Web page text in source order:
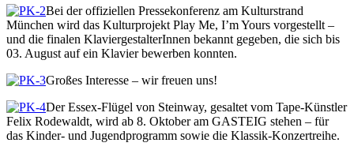
Bei der offiziellen Pressekonferenz am Kulturstrand
München wird das Kulturprojekt Play Me, I’m Yours vorgestellt –
und die finalen KlaviergestalterInnen bekannt gegeben, die sich bis
03. August auf ein Klavier bewerben konnten.
Großes Interesse – wir freuen uns!
Der Essex-Flügel von Steinway, gesaltet vom Tape-Künstler
Felix Rodewaldt, wird ab 8. Oktober am GASTEIG stehen – für
das Kinder- und Jugendprogramm sowie die Klassik-Konzertreihe.